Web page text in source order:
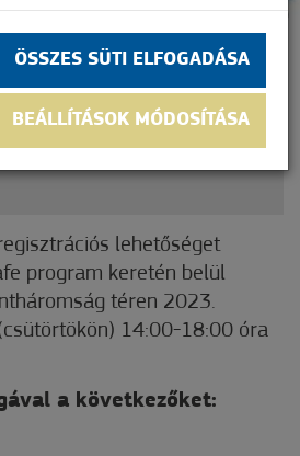
REGISZTRÁCIÓ
lehetőséget
program keretén belül
téren 2023.
14:00-18:00 óra
a következőket:
ÖSSZES SÜTI ELFOGADÁSA
BEÁLLÍTÁSOK MÓDOSÍTÁSA